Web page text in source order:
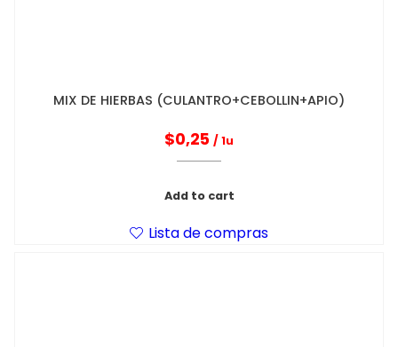
MIX DE HIERBAS (CULANTRO+CEBOLLIN+APIO)
$0,25 / 1u
Add to cart
Lista de compras